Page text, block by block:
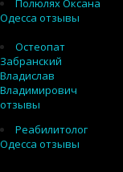
Полюлях Оксана
Одесса отзывы
Остеопат
Забранский
Владислав
Владимирович
отзывы
Реабилитолог
Одесса отзывы